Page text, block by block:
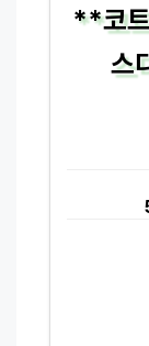
**코
스